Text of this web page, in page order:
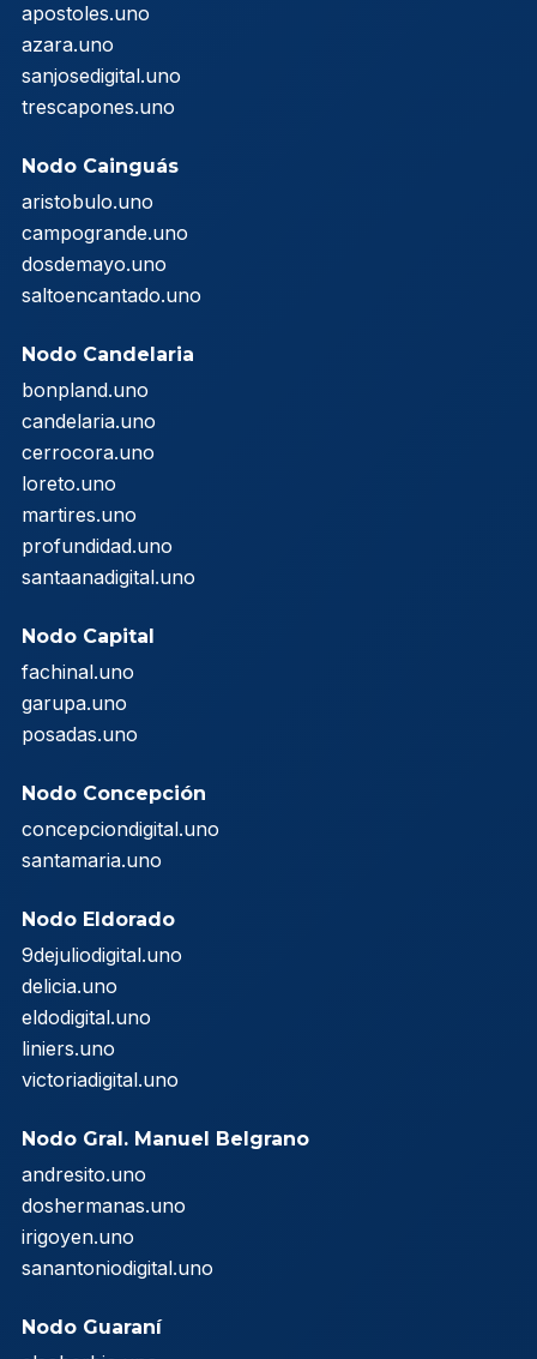
apostoles.uno
azara.uno
sanjosedigital.uno
trescapones.uno
Nodo Cainguás
aristobulo.uno
campogrande.uno
dosdemayo.uno
saltoencantado.uno
Nodo Candelaria
bonpland.uno
candelaria.uno
cerrocora.uno
loreto.uno
martires.uno
profundidad.uno
santaanadigital.uno
Nodo Capital
fachinal.uno
garupa.uno
posadas.uno
Nodo Concepción
concepciondigital.uno
santamaria.uno
Nodo Eldorado
9dejuliodigital.uno
delicia.uno
eldodigital.uno
liniers.uno
victoriadigital.uno
Nodo Gral. Manuel Belgrano
andresito.uno
doshermanas.uno
irigoyen.uno
sanantoniodigital.uno
Nodo Guaraní